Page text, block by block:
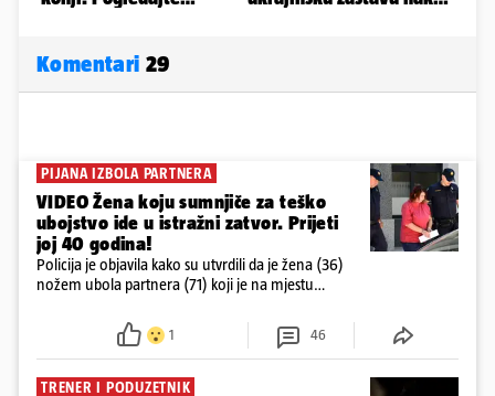
Komentari 29
PIJANA IZBOLA PARTNERA
VIDEO Žena koju sumnjiče za teško
ubojstvo ide u istražni zatvor. Prijeti
joj 40 godina!
Policija je objavila kako su utvrdili da je žena (36)
nožem ubola partnera (71) koji je na mjestu
ispitali i poslali u istražni zatvor
1 46
TRENER I PODUZETNIK